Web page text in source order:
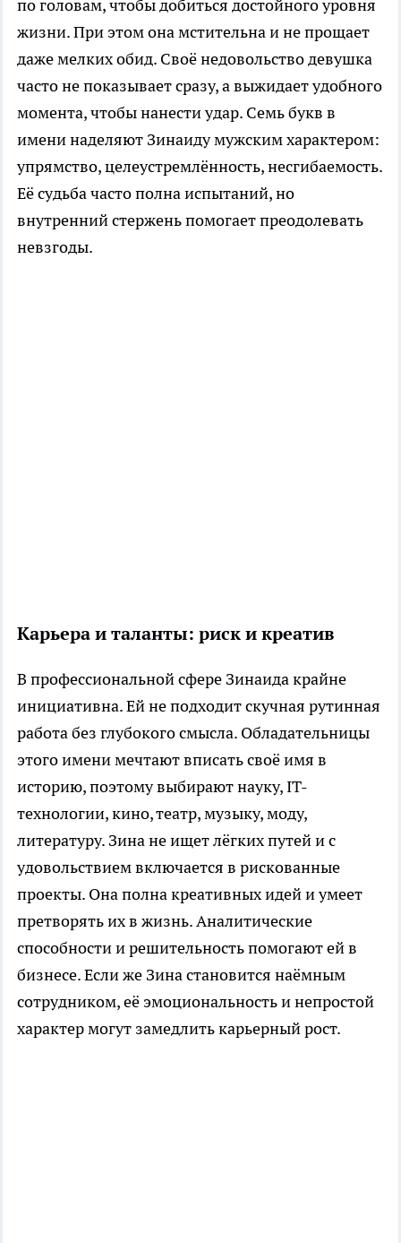
по головам, чтобы добиться достойного уровня
жизни. При этом она мстительна и не прощает
даже мелких обид. Своё недовольство девушка
часто не показывает сразу, а выжидает удобного
момента, чтобы нанести удар. Семь букв в
имени наделяют Зинаиду мужским характером:
упрямство, целеустремлённость, несгибаемость.
Её судьба часто полна испытаний, но
внутренний стержень помогает преодолевать
невзгоды.
Карьера и таланты: риск и креатив
В профессиональной сфере Зинаида крайне
инициативна. Ей не подходит скучная рутинная
работа без глубокого смысла. Обладательницы
этого имени мечтают вписать своё имя в
историю, поэтому выбирают науку, IT-
технологии, кино, театр, музыку, моду,
литературу. Зина не ищет лёгких путей и с
удовольствием включается в рискованные
проекты. Она полна креативных идей и умеет
претворять их в жизнь. Аналитические
способности и решительность помогают ей в
бизнесе. Если же Зина становится наёмным
сотрудником, её эмоциональность и непростой
характер могут замедлить карьерный рост.